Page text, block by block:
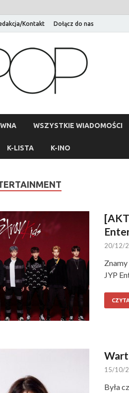
Kontakt Dołącz do nas
WSZYSTKIE WIADOMOŚCI
K-LISTA K-INO
20/12/
JYP
Wart
15/10/
Była